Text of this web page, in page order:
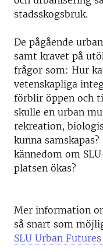
stadsskogsbruk.
De pågående
samt kravet på
frågor som: Hur
vetenskapliga
förblir öppen och
skulle en urban
rekreation,
kunna
kännedom om
platsen ökas?
Mer information
så snart som
SLU Urban